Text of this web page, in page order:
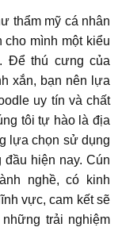
thẩm mỹ cá nhân
mình một kiểu
Để thú cưng của
xắn, bạn nên lựa
uy tín và chất
tôi tự hào là địa
lựa chọn sử dụng
đầu hiện nay. Cún
nghề, có kinh
vực, cam kết sẽ
trải nghiệm